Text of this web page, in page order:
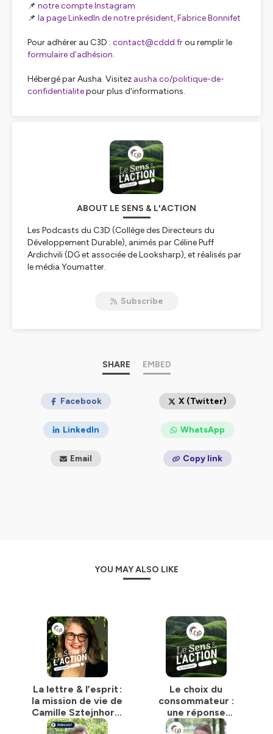
📌 notre compte Instagram
📌 la page LinkedIn de notre président, Fabrice Bonnifet
Pour adhérer au C3D : contact@cddd.frou remplir le
formulaire d’adhésion.
Hébergé par Ausha. Visitez ausha.co/politique-de-
confidentialitepour plus d'informations.
ABOUT LE SENS & L'ACTION
Les Podcasts du C3D (Collège des Directeurs du
Développement Durable), animés par Céline Puff
Ardichvili (DG et associée de Looksharp), et réalisés par
le média Youmatter.
pour plus d'informations.
Subscribe
SHARE EMBED
Facebook X (Twitter)
LinkedIn WhatsApp
Email Copy link
YOU MAY ALSO LIKE
La lettre & l’esprit :
la mission de vie de
Camille Sztejnhorn,
directrice de
Le choix du
consommateur :
une réponse
concrète pour un